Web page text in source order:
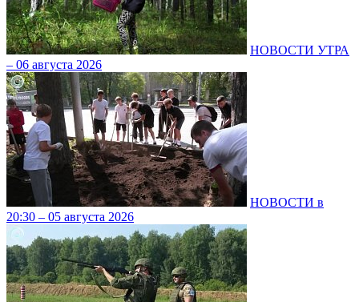
НОВОСТИ УТРА
– 06 августа 2026
НОВОСТИ в
20:30 – 05 августа 2026